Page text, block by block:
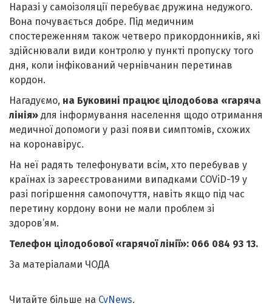
Наразі у самоізоляції перебуває дружина недужого.
Вона почувається добре. Під медичним
спостереженням також четверо прикордонників, які
здійснювали види контролю у пункті пропуску того
дня, коли інфікований чернівчанин перетинав
кордон.
Нагадуємо, на Буковині працює цілодобова «гаряча
лінія» для інформування населення щодо отримання
медичної допомоги у разі появи симптомів, схожих
на коронавірус.
На неї радять телефонувати всім, хто перебував у
країнах із зареєстрованими випадками COViD-19 у
разі погіршення самопочуття, навіть якщо під час
перетину кордону вони не мали проблем зі
здоров’ям.
Телефон цілодобової «гарячої лінії»: 066 084 93 13.
За матеріалами ЧОДА
Читайте більше на CvNews.